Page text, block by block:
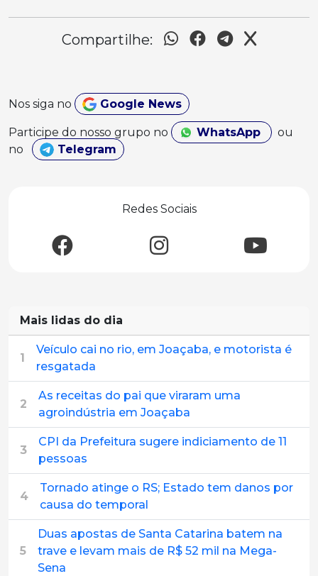
Compartilhe:
Nos siga no Google News
Participe do nosso grupo no WhatsApp
ou
no
Telegram
Redes Sociais
Mais lidas do dia
1
Veículo cai no rio, em Joaçaba, e motorista é
resgatada
2
As receitas do pai que viraram uma
agroindústria em Joaçaba
3
CPI da Prefeitura sugere indiciamento de 11
pessoas
4
Tornado atinge o RS; Estado tem danos por
causa do temporal
5
Duas apostas de Santa Catarina batem na
trave e levam mais de R$ 52 mil na Mega-
Sena